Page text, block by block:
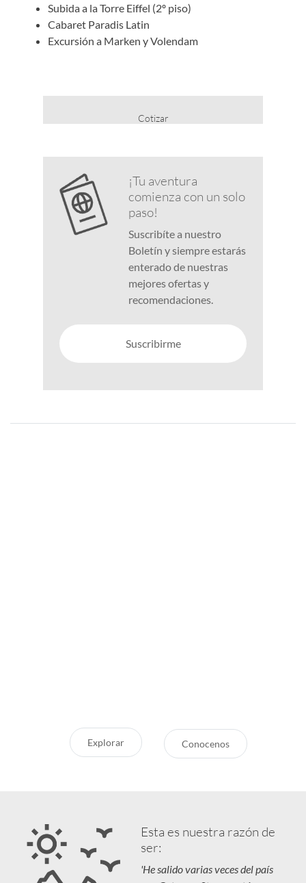
Subida a la Torre Eiffel (2º piso)
Cabaret Paradis Latin
Excursión a Marken y Volendam
Cotizar
¡Tu aventura
comienza con un solo
paso!
Suscribíte a nuestro
Boletín y siempre estarás
enterado de nuestras
mejores ofertas y
recomendaciones.
Suscribirme
Explorar Conocenos
Esta es nuestra razón de
ser:
'He salido varias veces del país